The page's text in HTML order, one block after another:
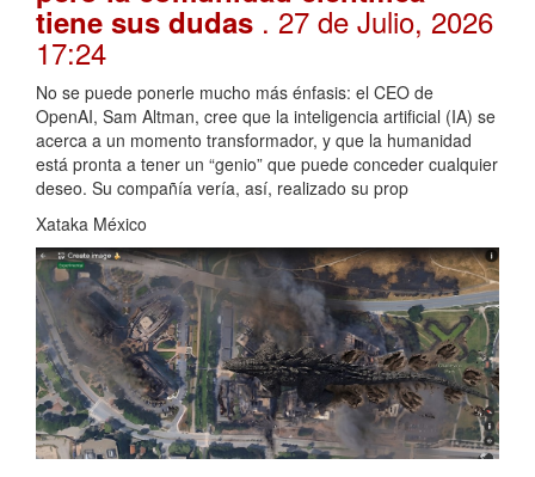
tiene sus dudas . 27 de Julio, 2026
17:24
No se puede ponerle mucho más énfasis: el CEO de
OpenAI, Sam Altman, cree que la inteligencia artificial (IA) se
acerca a un momento transformador, y que la humanidad
está pronta a tener un “genio” que puede conceder cualquier
deseo. Su compañía vería, así, realizado su prop
Xataka México